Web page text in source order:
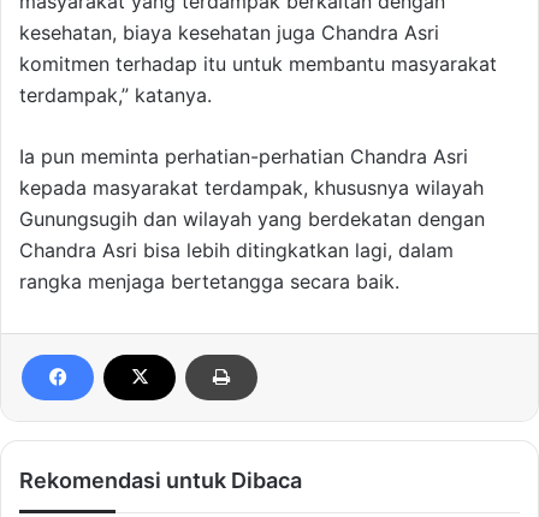
kesehatan, biaya kesehatan juga Chandra Asri
komitmen terhadap itu untuk membantu masyarakat
terdampak,” katanya.
Ia pun meminta perhatian-perhatian Chandra Asri
kepada masyarakat terdampak, khususnya wilayah
Gunungsugih dan wilayah yang berdekatan dengan
Chandra Asri bisa lebih ditingkatkan lagi, dalam
rangka menjaga bertetangga secara baik.
Rekomendasi untuk Dibaca